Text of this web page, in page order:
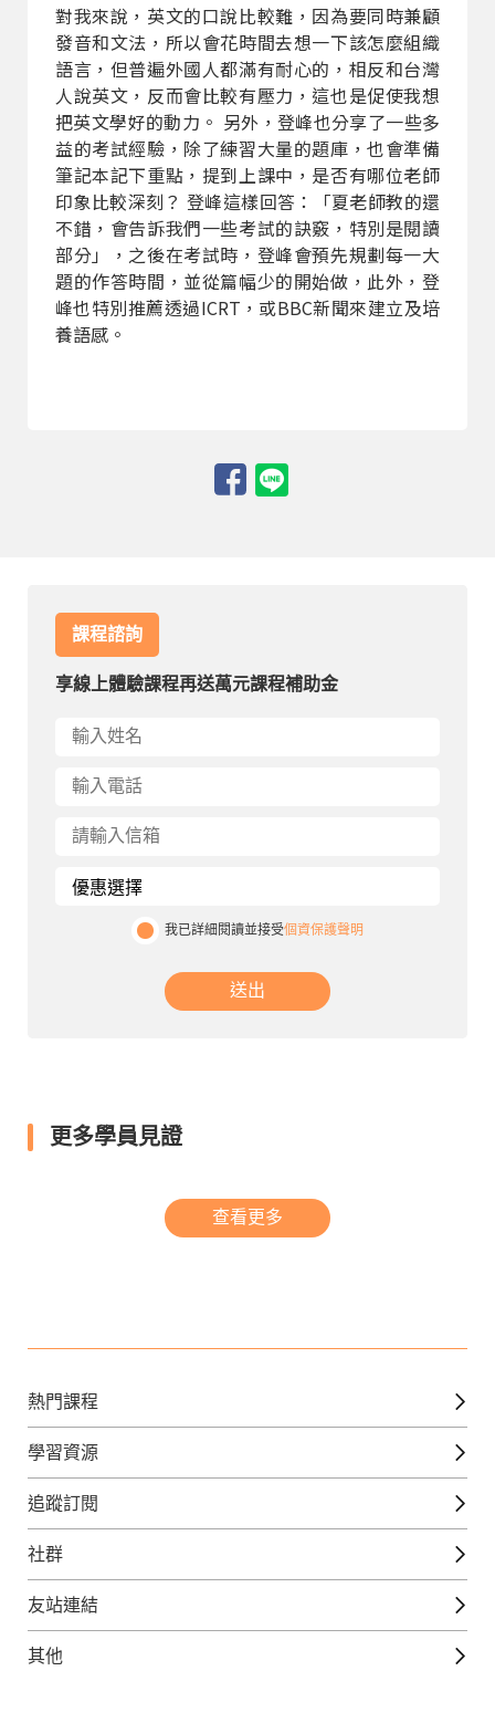
對我來說，英文的口說比較難，因為要同時兼顧
發音和文法，所以會花時間去想一下該怎麼組織
語言，但普遍外國人都滿有耐心的，相反和台灣
人說英文，反而會比較有壓力，這也是促使我想
把英文學好的動力。 另外，登峰也分享了一些多
益的考試經驗，除了練習大量的題庫，也會準備
筆記本記下重點，提到上課中，是否有哪位老師
印象比較深刻？ 登峰這樣回答：「夏老師教的還
不錯，會告訴我們一些考試的訣竅，特別是閱讀
部分」，之後在考試時，登峰會預先規劃每一大
題的作答時間，並從篇幅少的開始做，此外，登
峰也特別推薦透過ICRT，或BBC新聞來建立及培
養語感。
課程諮詢
享線上體驗課程再送萬元課程補助金
我已詳細閱讀並接受個資保護聲明
送出
更多學員見證
查看更多
熱門課程
英文課程
日語課程
韓語課程
法文課程
學習資源
免費線上檢定
外語補給站
美日語數位學院
追蹤訂閱
Gjun-就醬學外語
官方Youtube
社群
英語觀光城
日語觀光城
友站連結
iWorld JR
其他